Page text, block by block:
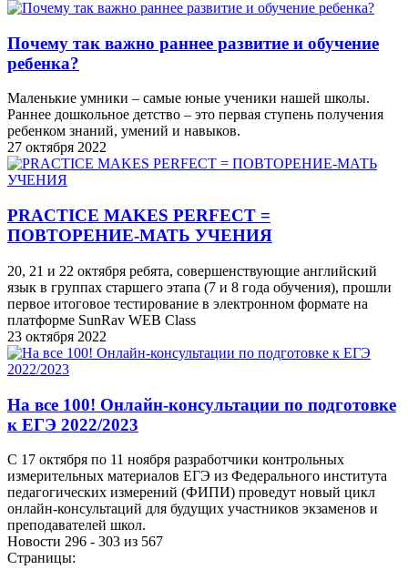
Почему так важно раннее развитие и обучение
ребенка?
Маленькие умники – самые юные ученики нашей школы.
Раннее дошкольное детство – это первая ступень получения
ребенком знаний, умений и навыков.
27 октября 2022
PRACTICE MAKES PERFECT =
ПОВТОРЕНИЕ-МАТЬ УЧЕНИЯ
20, 21 и 22 октября ребята, совершенствующие английский
язык в группах старшего этапа (7 и 8 года обучения), прошли
первое итоговое тестирование в электронном формате на
платформе SunRav WEB Class
23 октября 2022
На все 100! Онлайн-консультации по подготовке
к ЕГЭ 2022/2023
С 17 октября по 11 ноября разработчики контрольных
измерительных материалов ЕГЭ из Федерального института
педагогических измерений (ФИПИ) проведут новый цикл
онлайн-консультаций для будущих участников экзаменов и
преподавателей школ.
Новости 296 - 303 из 567
Страницы: